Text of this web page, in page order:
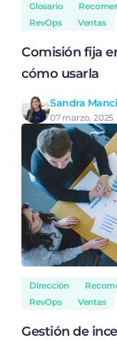
Glosario
RevOps
Ventas
Comisión fija
cómo usarla
Sandra
07 marzo, 2025
Dirección
RevOps
Ventas
Gestión de